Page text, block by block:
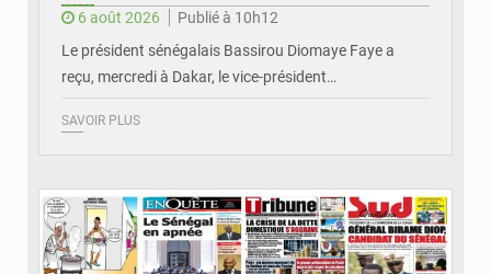
6 août 2026
Publié à 10h12
Le président sénégalais Bassirou Diomaye Faye a
reçu, mercredi à Dakar, le vice-président…
SAVOIR PLUS